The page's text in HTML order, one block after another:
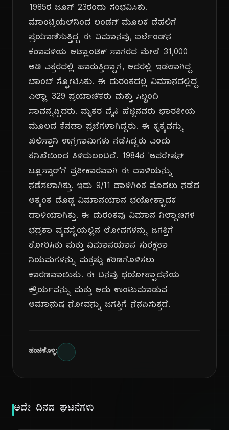
1985ರ ಜೂನ್ 23ರಂದು ಸಂಭವಿಸಿತು.
ಮಾಂಟ್ರಿಯಲ್‌ನಿಂದ ಲಂಡನ್ ಮೂಲಕ ದೆಹಲಿಗೆ
ಪ್ರಯಾಣಿಸುತ್ತಿದ್ದ ಈ ವಿಮಾನವು, ಐರ್ಲೆಂಡ್‌ನ
ಕರಾವಳಿಯ ಅಟ್ಲಾಂಟಿಕ್ ಸಾಗರದ ಮೇಲೆ 31,000
ಅಡಿ ಎತ್ತರದಲ್ಲಿ ಹಾರುತ್ತಿದ್ದಾಗ, ಅದರಲ್ಲಿ ಇಡಲಾಗಿದ್ದ
ಬಾಂಬ್ ಸ್ಫೋಟಿಸಿತು. ಈ ದುರಂತದಲ್ಲಿ ವಿಮಾನದಲ್ಲಿದ್ದ
ಎಲ್ಲಾ 329 ಪ್ರಯಾಣಿಕರು ಮತ್ತು ಸಿಬ್ಬಂದಿ
ಸಾವನ್ನಪ್ಪಿದರು. ಮೃತರ ಪೈಕಿ ಹೆಚ್ಚಿನವರು ಭಾರತೀಯ
ಮೂಲದ ಕೆನಡಾ ಪ್ರಜೆಗಳಾಗಿದ್ದರು. ಈ ಕೃತ್ಯವನ್ನು
ಖಲಿಸ್ತಾನಿ ಉಗ್ರಗಾಮಿಗಳು ನಡೆಸಿದ್ದರು ಎಂದು
ತನಿಖೆಯಿಂದ ತಿಳಿದುಬಂದಿದೆ. 1984ರ 'ಆಪರೇಷನ್
ಬ್ಲೂಸ್ಟಾರ್'ಗೆ ಪ್ರತೀಕಾರವಾಗಿ ಈ ದಾಳಿಯನ್ನು
ನಡೆಸಲಾಗಿತ್ತು. ಇದು 9/11 ದಾಳಿಗಿಂತ ಮೊದಲು ನಡೆದ
ಅತ್ಯಂತ ದೊಡ್ಡ ವಿಮಾನಯಾನ ಭಯೋತ್ಪಾದಕ
ದಾಳಿಯಾಗಿತ್ತು. ಈ ದುರಂತವು ವಿಮಾನ ನಿಲ್ದಾಣಗಳ
ಭದ್ರತಾ ವ್ಯವಸ್ಥೆಯಲ್ಲಿನ ಲೋಪಗಳನ್ನು ಜಗತ್ತಿಗೆ
ತೋರಿಸಿತು ಮತ್ತು ವಿಮಾನಯಾನ ಸುರಕ್ಷತಾ
ನಿಯಮಗಳನ್ನು ಮತ್ತಷ್ಟು ಕಠಿಣಗೊಳಿಸಲು
ಕಾರಣವಾಯಿತು. ಈ ದಿನವು ಭಯೋತ್ಪಾದನೆಯ
ಕ್ರೌರ್ಯವನ್ನು ಮತ್ತು ಅದು ಉಂಟುಮಾಡುವ
ಅಮಾನುಷ ನೋವನ್ನು ಜಗತ್ತಿಗೆ ನೆನಪಿಸುತ್ತದೆ.
ಹಂಚಿಕೊಳ್ಳಿ:
ಅದೇ ದಿನದ ಘಟನೆಗಳು